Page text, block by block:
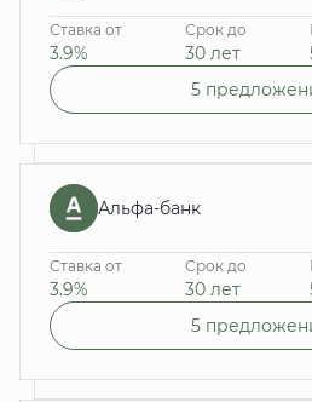
Ставка от
3.9%
Срок до
30 лет
5
Альфа-банк
Ставка от
3.9%
Срок до
30 лет
5